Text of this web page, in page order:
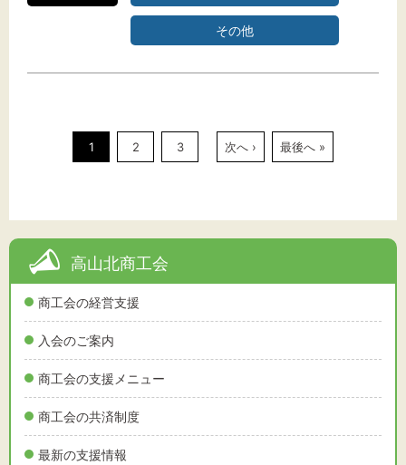
高山北商工会
商工会の経営支援
入会のご案内
商工会の支援メニュー
商工会の共済制度
最新の支援情報
その他
1 2 3 次へ › 最後へ »